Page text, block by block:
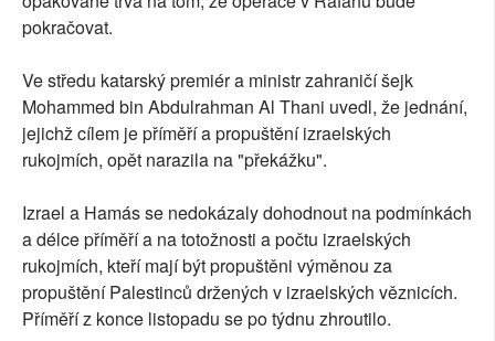
pokračovat.
Ve středu katarský premiér a ministr zahraničí šejk
Mohammed bin Abdulrahman Al Thani uvedl, že jednání,
jejichž cílem je příměří a propuštění izraelských
rukojmích, opět narazila na "překážku".
Izrael a Hamás se nedokázaly dohodnout na podmínkách
a délce příměří a na totožnosti a počtu izraelských
rukojmích, kteří mají být propuštěni výměnou za
propuštění Palestinců držených v izraelských věznicích.
Příměří z konce listopadu se po týdnu zhroutilo.